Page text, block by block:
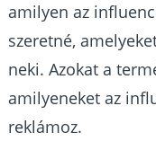
amilyen az
szeretné,
neki. Azokat a
amilyeneket az
reklámoz.